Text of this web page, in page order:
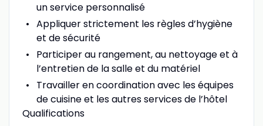
un service personnalisé
Appliquer strictement les règles d’hygiène
et de sécurité
Participer au rangement, au nettoyage et à
l’entretien de la salle et du matériel
Travailler en coordination avec les équipes
de cuisine et les autres services de l’hôtel
Qualifications